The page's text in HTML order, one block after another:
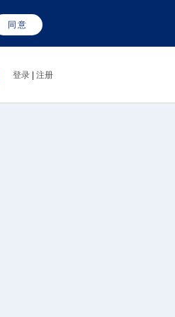
同意
登录 注册